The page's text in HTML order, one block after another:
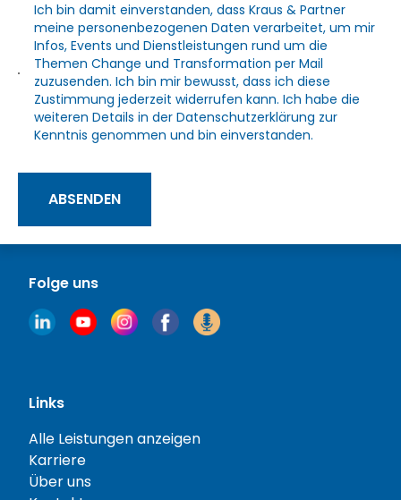
Folge uns
Links
Alle Leistungen anzeigen
Karriere
Über uns
Ich bin damit einverstanden, dass Kraus & Partner
meine personenbezogenen Daten verarbeitet, um mir
Infos, Events und Dienstleistungen rund um die
Themen Change und Transformation per Mail
zuzusenden. Ich bin mir bewusst, dass ich diese
Zustimmung jederzeit widerrufen kann. Ich habe die
weiteren Details in derDatenschutzerklärung zur
Kenntnis genommen und bin einverstanden.
ABSENDEN